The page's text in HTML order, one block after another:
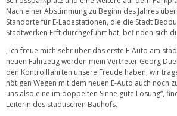
Nach einer Abstimmung zu Beginn des Jahres
Standorte für E-Ladestationen, die die Stadt
Stadtwerken Erft durchgeführt hat, befinden sich
„Ich freue mich sehr über das erste E-Auto am
neuen Fahrzeug werden mein Vertreter Georg
den Kontrollfahrten unsere Freude haben, wir
nötigen Wegen mit dem neuen E-Auto auch noch
uns also eine im doppelten Sinne gute Lösung“,
Leiterin des städtischen Bauhofs.